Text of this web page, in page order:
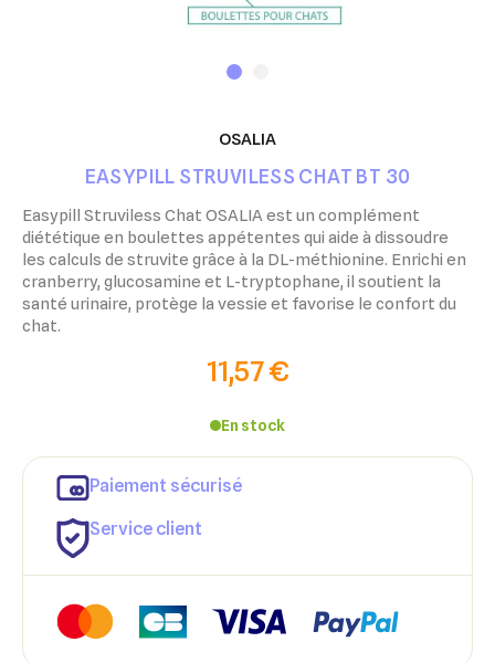
OSALIA
EASYPILL STRUVILESS CHAT BT 30
Easypill Struviless Chat OSALIA est un complément
diététique en boulettes appétentes qui aide à dissoudre
les calculs de struvite grâce à la DL-méthionine. Enrichi en
cranberry, glucosamine et L-tryptophane, il soutient la
santé urinaire, protège la vessie et favorise le confort du
chat.
11,57 €
En stock
Paiement sécurisé
Service client